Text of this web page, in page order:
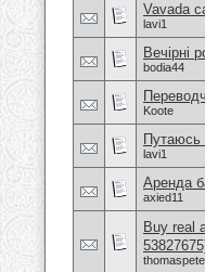
Vavada
lavi1
Вечірні
bodia44
Koote
Путаюсь
lavi1
Аренда
axied11
Buy real